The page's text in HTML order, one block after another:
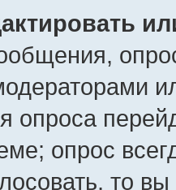
опроса
опрос
то